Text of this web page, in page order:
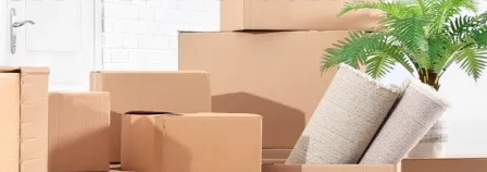
維持全攻略
公主營養師：飲食改變也是能快樂執行的！6 個
你一定要知道的技巧